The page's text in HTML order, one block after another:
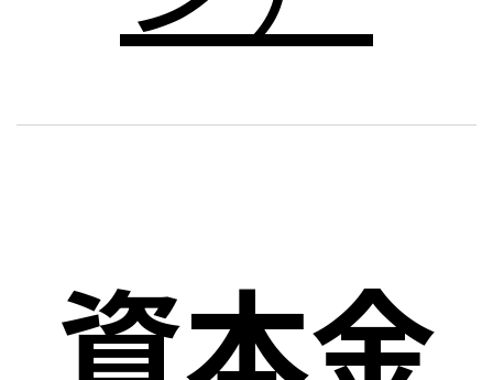
資本金